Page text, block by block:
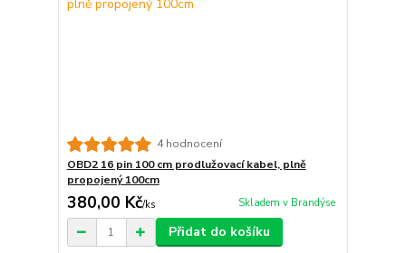
4 hodnocení
OBD2 16 pin 100 cm prodlužovací kabel, plně
propojený 100cm
380,00 Kč/ks Skladem v Brandýse
Přidat do košíku